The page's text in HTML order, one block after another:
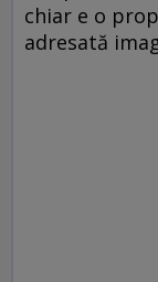
chiar e o
adresată